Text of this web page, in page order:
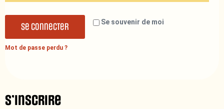
Se souvenir de moi
Se connecter
Mot de passe perdu ?
S’inscrire